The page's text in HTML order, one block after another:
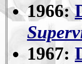
1966:
1967: